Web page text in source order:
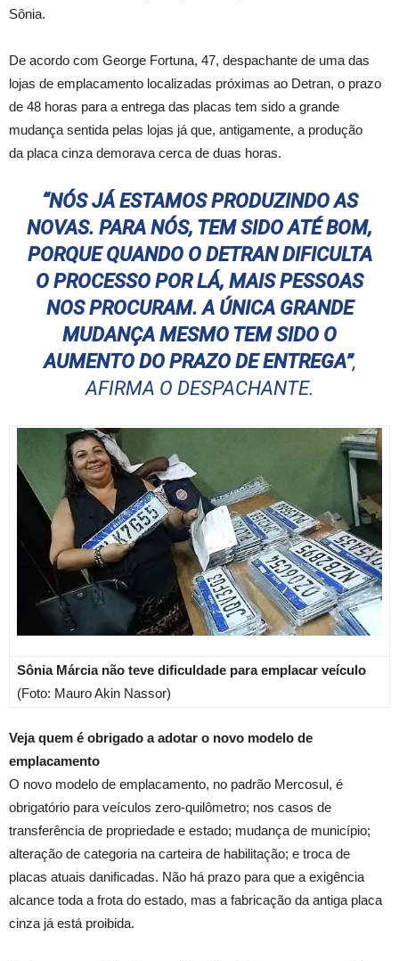
Sônia.
De acordo com George Fortuna, 47, despachante de uma das
lojas de emplacamento localizadas próximas ao Detran, o prazo
de 48 horas para a entrega das placas tem sido a grande
mudança sentida pelas lojas já que, antigamente, a produção
da placa cinza demorava cerca de duas horas.
“NÓS JÁ ESTAMOS PRODUZINDO AS
NOVAS. PARA NÓS, TEM SIDO ATÉ BOM,
PORQUE QUANDO O DETRAN DIFICULTA
O PROCESSO POR LÁ, MAIS PESSOAS
NOS PROCURAM. A ÚNICA GRANDE
MUDANÇA MESMO TEM SIDO O
AUMENTO DO PRAZO DE ENTREGA”,
AFIRMA O DESPACHANTE.
Sônia Márcia não teve dificuldade para emplacar veículo
(Foto: Mauro Akin Nassor)
Veja quem é obrigado a adotar o novo modelo de
emplacamento
O novo modelo de emplacamento, no padrão Mercosul, é
obrigatório para veículos zero-quilômetro; nos casos de
transferência de propriedade e estado; mudança de município;
alteração de categoria na carteira de habilitação; e troca de
placas atuais danificadas. Não há prazo para que a exigência
alcance toda a frota do estado, mas a fabricação da antiga placa
cinza já está proibida.